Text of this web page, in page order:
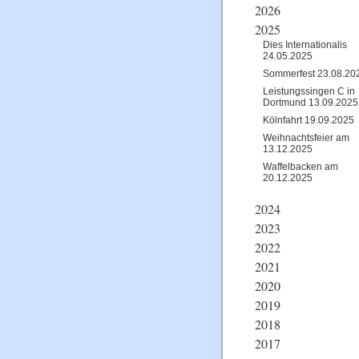
2026
2025
Dies Internationalis
24.05.2025
Sommerfest
Leistungssingen C in
Dortmund 13.09.2025
Kölnfahrt 19.09.2025
Weihnachtsfeier am
13.12.2025
Waffelbacken am
20.12.2025
2024
2023
2022
2021
2020
2019
2018
2017